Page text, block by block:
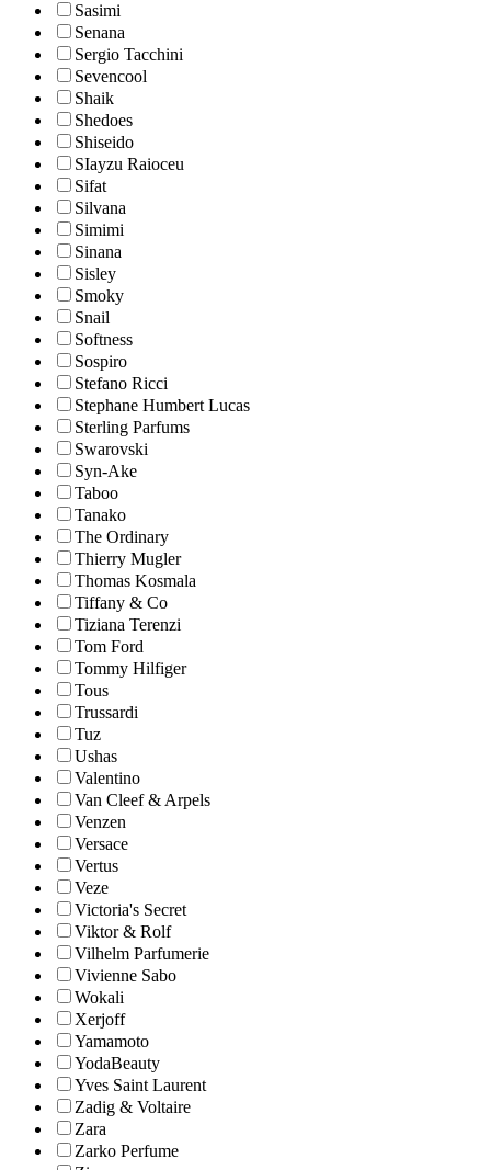
Sasimi
Senana
Sergio Tacchini
Sevencool
Shaik
Shedoes
Shiseido
SIayzu Raioceu
Sifat
Silvana
Simimi
Sinana
Sisley
Smoky
Snail
Softness
Sospiro
Stefano Ricci
Stephane Humbert Lucas
Sterling Parfums
Swarovski
Syn-Ake
Taboo
Tanako
The Ordinary
Thierry Mugler
Thomas Kosmala
Tiffany & Co
Tiziana Terenzi
Tom Ford
Tommy Hilfiger
Tous
Trussardi
Tuz
Ushas
Valentino
Van Cleef & Arpels
Venzen
Versace
Vertus
Veze
Victoria's Secret
Viktor & Rolf
Vilhelm Parfumerie
Vivienne Sabo
Wokali
Xerjoff
Yamamoto
YodaBeauty
Yves Saint Laurent
Zadig & Voltaire
Zara
Zarko Perfume